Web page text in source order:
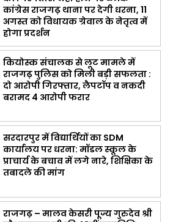
कांग्रेस राजगढ़ थाना पर देगी धरना, 11
अगस्त को विधायक ग्रेवाल के नेतृत्व में
होगा प्रदर्शन
कियोस्क संचालक से लूट मामले में
राजगढ़ पुलिस को मिली बड़ी सफलता :
दो आरोपी गिरफ्तार, लैपटॉप व नकदी
बरामद 4 आरोपी फरार
सरदारपुर में विद्यार्थियों का SDM
कार्यालय पर धरना: मॉडल स्कूल के
प्राचार्य के बचाव में लगे नारे, शिक्षिका के
तबादले की मांग
राजगढ़ – मालव केसरी पूज्य गुरुदेव श्री